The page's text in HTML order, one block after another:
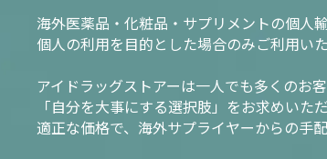
海外医薬品・化粧品・サプリメントの個人輸
個人の利用を目的とした場合のみご利用いた
アイドラッグストアーは一人でも多くのお
「自分を大事にする選択肢」をお求めいた
適正な価格で、海外サプライヤーからの手